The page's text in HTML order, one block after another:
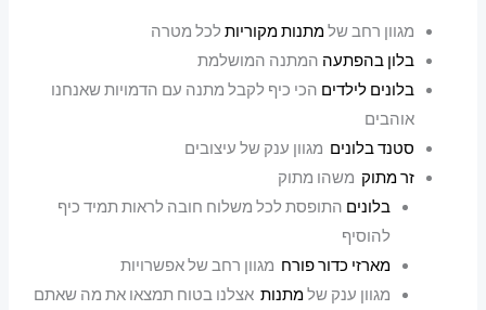
מגוון רחב שלמתנות מקוריותלכל מטרה
בלון בהפתעה המתנה המושלמת
בלונים לילדים הכי כיף לקבל מתנה עם הדמויות שאנחנו
אוהבים
סטנד בלונים מגוון ענק של עיצובים
זר מתוק משהו מתוק
בלונים התופסת לכל משלוח חובה לראות תמיד כיף
להוסיף
מארזי כדור פורח מגוון רחב של אפשרויות
מגוון ענק שלמתנות אצלנו בטוח תמצאו את מה שאתם